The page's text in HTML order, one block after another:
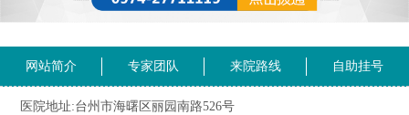
网站简介 专家团队 来院路线 自助挂号
医院地址:台州市海曙区丽园南路526号